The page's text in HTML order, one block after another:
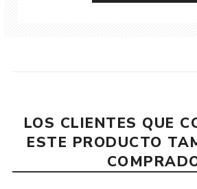
LOS CLIENTES QUE
ESTE PRODUCTO